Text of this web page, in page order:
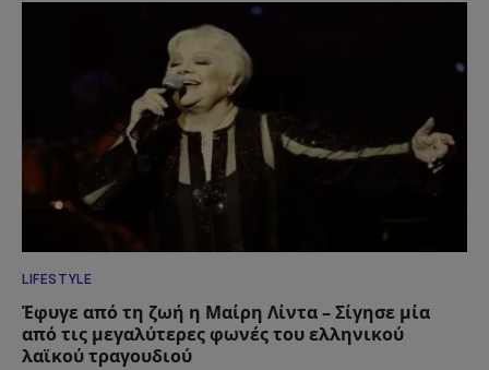
LIFESTYLE
Έφυγε από τη ζωή η Μαίρη Λίντα – Σίγησε μία
από τις μεγαλύτερες φωνές του ελληνικού
λαϊκού τραγουδιού